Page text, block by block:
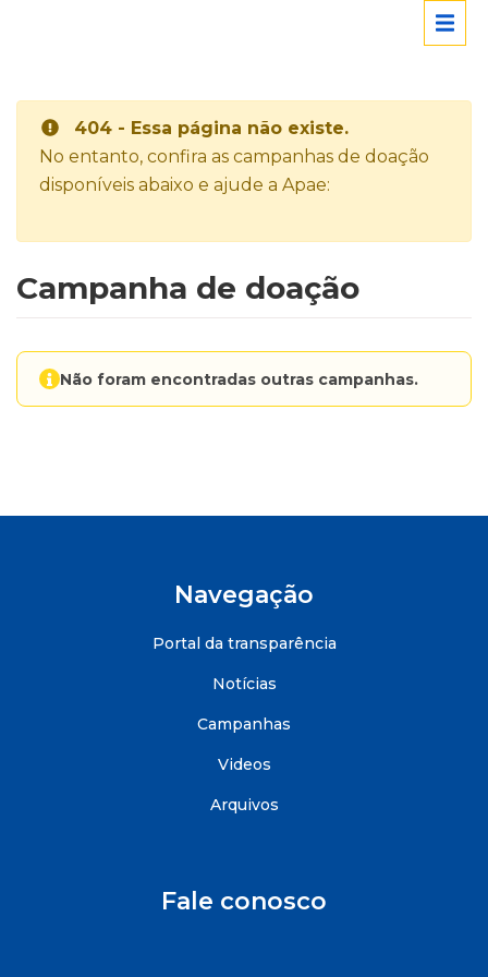
404 - Essa página não existe.
No entanto, confira as campanhas de doação
disponíveis abaixo e ajude a Apae:
Campanha de doação
Não foram encontradas outras campanhas.
Navegação
Portal da transparência
Notícias
Campanhas
Videos
Arquivos
Fale conosco